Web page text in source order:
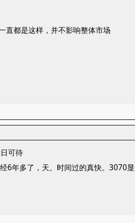
直都是这样，并不影响整体市场
可待
6年多了，天。时间过的真快。3070显